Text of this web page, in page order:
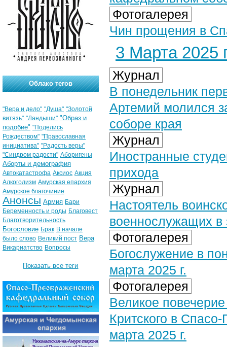
Фотогалерея
Чин прощения в
3 Марта 2025
Журнал
В понедельник
Артемий молился
соборе края
Журнал
Иностранные
прихода
Журнал
Настоятель
военнослужащих
Фотогалерея
Богослужение в
марта 2025 г.
Фотогалерея
Великое
Критского в
марта 2025 г.
Облако тегов
"Вера и дело" "Душа" "Золотой
витязь" "Ландыши" "Образ и
подобие" "Поделись
Рождеством" "Православная
инициатива" "Радость веры"
"Синдром радости" Аборигены
Аборты и демография
Автокатастрофа Аксиос Акция
Алкоголизм Амурская епархия
Амурское благочиние
Анонсы Армия Бари
Беременность и роды Благовест
Благотворительность
Богословие Брак В начале
было слово Великий пост Вера
Викариатство Вопросы
Показать все теги